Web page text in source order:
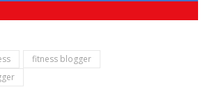
fitness blogger